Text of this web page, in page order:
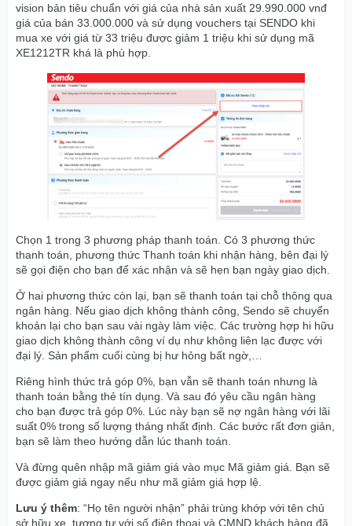
vision bản tiêu chuẩn với giá của nhà sản xuất 29.990.000 vnđ
giá của bán 33.000.000 và sử dụng vouchers tại SENDO khi
mua xe với giá từ 33 triệu được giảm 1 triệu khi sử dụng mã
XE1212TR khá là phù hợp.
Chọn 1 trong 3 phương pháp thanh toán. Có 3 phương thức
thanh toán, phương thức Thanh toán khi nhận hàng, bên đại lý
sẽ gọi điện cho bạn để xác nhận và sẽ hẹn bạn ngày giao dịch.
Ở hai phương thức còn lại, bạn sẽ thanh toán tại chỗ thông qua
ngân hàng. Nếu giao dịch không thành công, Sendo sẽ chuyển
khoản lại cho bạn sau vài ngày làm việc. Các trường hợp hi hữu
giao dịch không thành công ví dụ như không liên lạc được với
đại lý. Sản phẩm cuối cùng bị hư hỏng bất ngờ,…
Riêng hình thức trả góp 0%, bạn vẫn sẽ thanh toán nhưng là
thanh toán bằng thẻ tín dụng. Và sau đó yêu cầu ngân hàng
cho bạn được trả góp 0%. Lúc này bạn sẽ nợ ngân hàng với lãi
suất 0% trong số lượng tháng nhất định. Các bước rất đơn giản,
bạn sẽ làm theo hướng dẫn lúc thanh toán.
Và đừng quên nhập mã giảm giá vào mục Mã giảm giá. Bạn sẽ
được giảm giá ngay nếu như mã giảm giá hợp lệ.
Lưu ý thêm: “Họ tên người nhận” phải trùng khớp với tên chủ
sở hữu xe, tương tự với số điện thoại và CMND khách hàng đã